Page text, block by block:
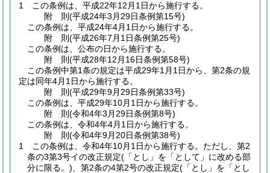
1
この条例は、平成22年12月1日から施行する。
附 則(平成24年3月29日条例第15号)
この条例は、平成24年4月1日から施行する。
附 則(平成26年7月1日条例第25号)
この条例は、公布の日から施行する。
附 則(平成28年12月16日条例第58号)
この条例中第1条の規定は平成29年1月1日から、第2条の規
定は同年4月1日から施行する。
附 則(平成29年9月29日条例第33号)
この条例は、平成29年10月1日から施行する。
附 則(令和4年3月29日条例第8号)
この条例は、令和4年4月1日から施行する。
附 則(令和4年9月20日条例第38号)
1
この条例は、令和4年10月1日から施行する。 ただし、第2
条の3第3号イの改正規定(「とし」を「として」に改める部
分に限る。) 、第2条の4第2号の改正規定(「とし」を「とし